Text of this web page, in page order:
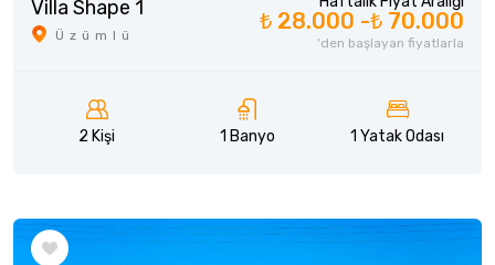
Villa Shape 1
Üzümlü
₺ 28.000 -₺ 70.000
'den başlayan fiyatlarla
2 Kişi 1 Banyo 1 Yatak Odası